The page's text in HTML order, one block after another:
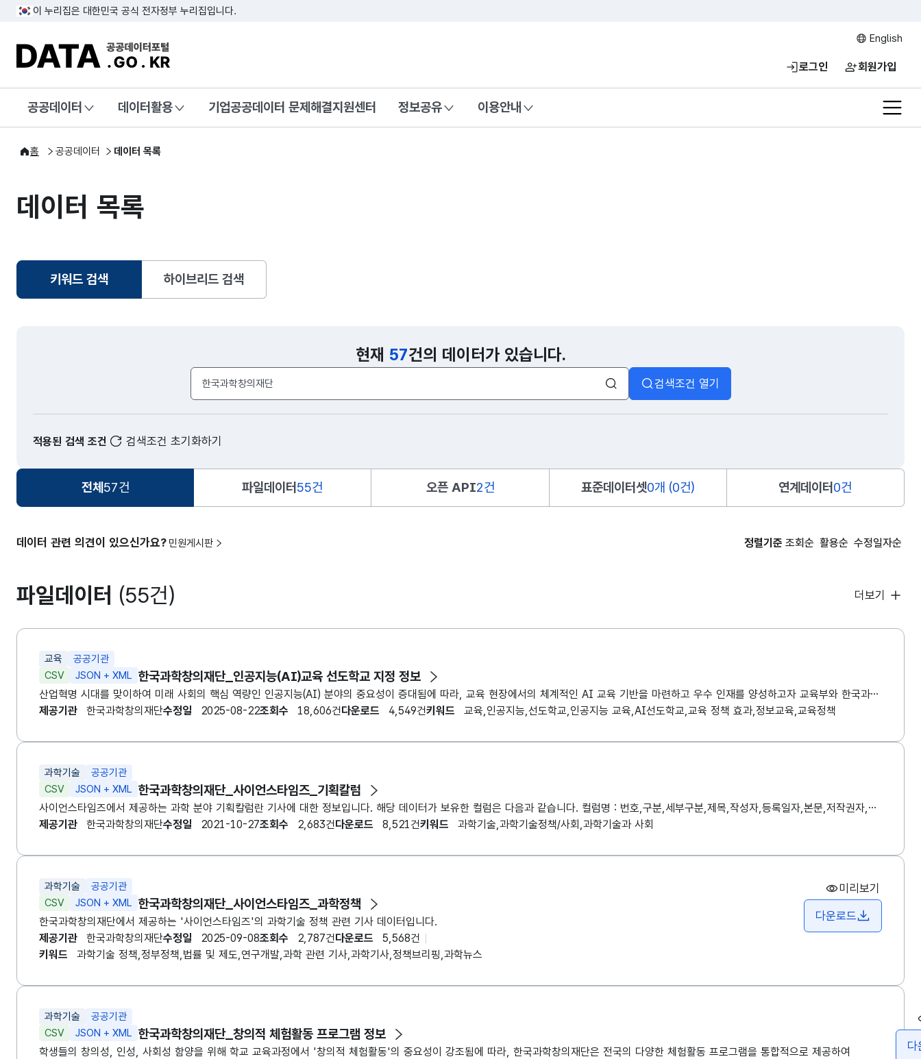
이 누리집은 대한민국 공식 전자정부 누리집입니다.
DATA.GO.KR 공공데이터포털
English
로그인 회원가입
전체
공공데이터 데이터활용 기업공공데이터 문제해결지원센터 정보공유 이용안내
홈 공공데이터 데이터 목록
데이터 목록
키워드 검색
선택됨
하이브리드 검색
현재 57건의 데이터가 있습니다.
검색어 입력창
검색 검색조건 열기
적용된 검색 조건 검색조건 초기화하기
전체 57건 파일데이터 55건 오픈 API2건 표준데이터셋0개 (0건) 연계데이터 0건
데이터 관련 의견이 있으신가요? 민원게시판 정렬기준 조회순 활용순 수정일자순
파일데이터 (55건) 더보기
교육
공공기관
CSV
JSON + XML 한국과학창의재단_인공지능(AI)교육 선도학교 지정 정보
산업혁명 시대를 맞이하여 미래 사회의 핵심 역량인 인공지능(AI) 분야의 중요성이 증대됨에 따라, 교육 현장에서의 체계적인 AI 교육 기반을 마련하고 우수 인재를 양성하고자 교육부와 한국과학창의재단
제공기관
한국과학창의재단수정일 2025-08-22조회수 18,606건다운로드 4,549건키워드 교육,인공지능,선도학교,인공지능 교육,AI선도학교,교육 정책 효과,정보교육,교육정책
과학기술
공공기관
CSV
JSON + XML 한국과학창의재단_사이언스타임즈_기획칼럼
사이언스타임즈에서 제공하는 과학 분야 기획칼럼란 기사에 대한 정보입니다. 해당 데이터가 보유한 컬럼은 다음과 같습니다. 컬럼명 : 번호,구분,세부구분,제목,작성자,등록일자,본문,저작권자,웹페이지주소(URL),태그,뷰 https://www.sciencetimes.co.kr/category/sci-culumn/
제공기관
한국과학창의재단수정일 2021-10-27조회수 2,683건다운로드 8,521건키워드 과학기술,과학기술정책/사회,과학기술과 사회
과학기술
공공기관
CSV
JSON + XML 한국과학창의재단_사이언스타임즈_과학정책
한국과학창의재단에서 제공하는 '사이언스타임즈'의 과학기술 정책 관련 기사 데이터입니다.
제공기관
한국과학창의재단수정일 2025-09-08조회수 2,787건다운로드
5,568건
키워드
과학기술 정책,정부정책,법률 및 제도,연구개발,과학 관련 기사,과학기사,정책브리핑,과학뉴스
미리보기
다운로드
과학기술
공공기관
CSV
JSON + XML 한국과학창의재단_창의적 체험활동 프로그램 정보
학생들의 창의성, 인성, 사회성 함양을 위해 학교 교육과정에서 '창의적 체험활동'의 중요성이 강조됨에 따라, 한국과학창의재단은 전국의 다양한 체험활동 프로그램을 통합적으로 제공하여
다